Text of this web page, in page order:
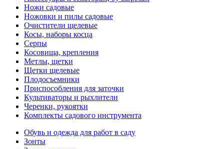
Ножи садовые
Ножовки и пилы садовые
Очистители щелевые
Косы, наборы косца
Серпы
Косовища, крепления
Метлы, щетки
Щетки щелевые
Плодосъемники
Приспособления для заточки
Культиваторы и рыхлители
Черенки, рукоятки
Комплекты садового инструмента
Обувь и одежда для работ в саду
Зонты